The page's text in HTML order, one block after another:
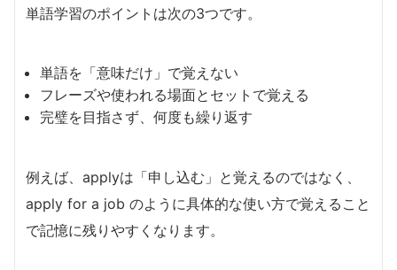
単語学習のポイントは次の3つです。
単語を「意味だけ」で覚えない
フレーズや使われる場面とセットで覚える
完璧を目指さず、何度も繰り返す
例えば、applyは「申し込む」と覚えるのではなく、
apply for a job のように具体的な使い方で覚えること
で記憶に残りやすくなります。